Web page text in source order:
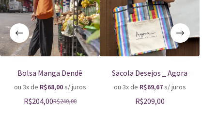
Bolsa Manga Dendê
ou 3x de R$68,00s/ juros
R$240,00
R$204,00
Sacola Desejos _ Agora
ou 3x de R$69,67s/ juros
R$209,00